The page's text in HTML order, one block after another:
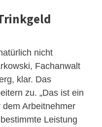
nicht
Fachanwalt
klar. Das
zu. „Das ist ein
Arbeitnehmer
Leistung